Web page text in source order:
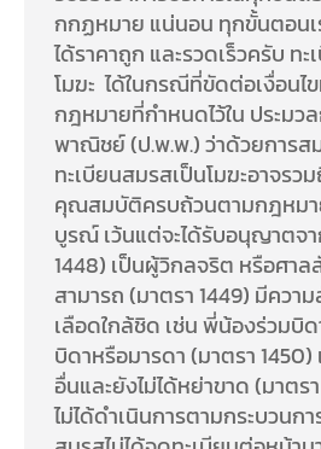
กกฏหมาย แน่นอน ทุกขั้นตอนเ
ได้ราคาถูก และรวดเร็วครับ ท
โมฆะ ได้ในกรณีที่ขัดต่อเงื่อนไ
กฎหมายที่กำหนดไว้ใน ประมว
พาณิชย์ (ป.พ.พ.) ว่าด้วยการ
ทะเบียนสมรสเป็นโมฆะอาจรว
คุณสมบัติครบถ้วนตามกฎหมา
บูรณ์ เว้นแต่จะได้รับอนุญาตจ
1448) เป็นผู้วิกลจริต หรือศาล
สามารถ (มาตรา 1449) มีควา
เลือดใกล้ชิด เช่น พี่น้องร่วมบิ
บิดาหรือมารดา (มาตรา
อื่นและยังไม่ได้หย่าขาด (มาตร
ไม่ได้ดำเนินการตามกระบวนก